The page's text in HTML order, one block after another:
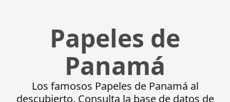
Papeles de
Panamá
Los famosos Papeles de Panamá al
descubierto. Consulta la base de datos de